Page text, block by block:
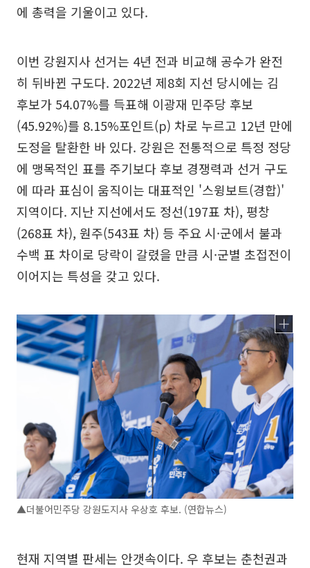
에 총력을 기울이고 있다.
이번 강원지사 선거는 4년 전과 비교해 공수가 완전
히 뒤바뀐 구도다. 2022년 제8회 지선 당시에는 김
후보가 54.07%를 득표해 이광재 민주당 후보
(45.92%)를 8.15%포인트(p) 차로 누르고 12년 만에
도정을 탈환한 바 있다. 강원은 전통적으로 특정 정당
에 맹목적인 표를 주기보다 후보 경쟁력과 선거 구도
에 따라 표심이 움직이는 대표적인 '스윙보트(경합)'
지역이다. 지난 지선에서도 정선(197표 차), 평창
(268표 차), 원주(543표 차) 등 주요 시·군에서 불과
수백 표 차이로 당락이 갈렸을 만큼 시·군별 초접전이
이어지는 특성을 갖고 있다.
▲더불어민주당 강원도지사 우상호 후보. (연합뉴스)
현재 지역별 판세는 안갯속이다. 우 후보는 춘천권과